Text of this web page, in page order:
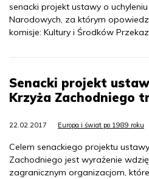
senacki projekt ustawy o
Narodowych, za którym
komisje: Kultury i Środków
Senacki projekt
Krzyża Zachodniego
22.02.2017 Europa i świat po 1989 roku
Celem senackiego projektu
Zachodniego jest wyrażenie
zagranicznym organizacjom,